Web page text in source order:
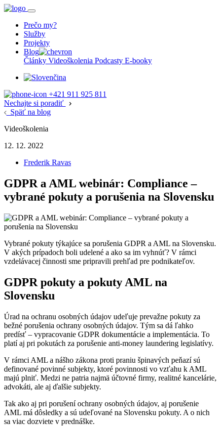
Prečo my?
Služby
Projekty
Blog
Články Videoškolenia Podcasty E-booky
+421 911 925 811
Nechajte si poradiť
Späť na blog
Videoškolenia
12. 12. 2022
Frederik Ravas
GDPR a AML webinár: Compliance –
vybrané pokuty a porušenia na Slovensku
Vybrané pokuty týkajúce sa porušenia GDPR a AML na Slovensku.
V akých prípadoch boli udelené a ako sa im vyhnúť? V rámci
vzdelávacej činnosti sme pripravili prehľad pre podnikateľov.
GDPR pokuty a pokuty AML na
Slovensku
Úrad na ochranu osobných údajov udeľuje prevažne pokuty za
bežné porušenia ochrany osobných údajov. Tým sa dá ľahko
predísť – vypracovanie GDPR dokumentácie a implementácia. To
platí aj pri pokutách za porušenie anti-money laundering legislatívy.
V rámci AML a nášho zákona proti praniu špinavých peňazí sú
definované povinné subjekty, ktoré povinnosti vo vzťahu k AML
majú plniť. Medzi ne patria najmä účtovné firmy, realitné kancelárie,
advokáti, ale aj ďalšie subjekty.
Tak ako aj pri porušení ochrany osobných údajov, aj porušenie
AML má dôsledky a sú udeľované na Slovensku pokuty. A o nich
sa viac dozviete v prednáške.